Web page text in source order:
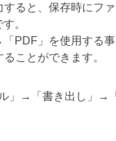
すると、保存時にフ
。
「PDF」を使用する
ことができます。
ル」→「書き出し」→